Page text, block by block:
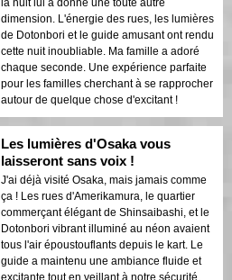
la nuit lui a donné une toute autre
dimension. L'énergie des rues, les lumières
de Dotonbori et le guide amusant ont rendu
cette nuit inoubliable. Ma famille a adoré
chaque seconde. Une expérience parfaite
pour les familles cherchant à se rapprocher
autour de quelque chose d'excitant !
Les lumières d'Osaka vous
laisseront sans voix !
J'ai déjà visité Osaka, mais jamais comme
ça ! Les rues d'Amerikamura, le quartier
commerçant élégant de Shinsaibashi, et le
Dotonbori vibrant illuminé au néon avaient
tous l'air époustouflants depuis le kart. Le
guide a maintenu une ambiance fluide et